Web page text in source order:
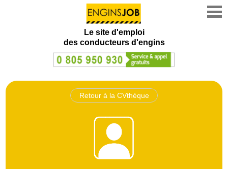
Le site d'emploi
des conducteurs d'engins
Retour à la CVthèque